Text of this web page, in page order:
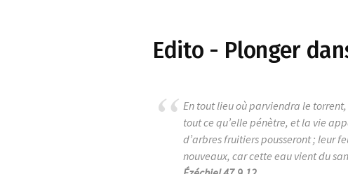
Edito - Plonger
En tout lieu où parviendra le
tout ce qu’elle pénètre, et la vie
d’arbres fruitiers pousseront ; leur
nouveaux, car cette eau vient du